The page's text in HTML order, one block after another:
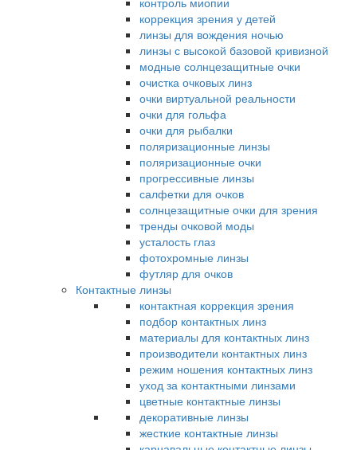
коррекция зрения у детей
линзы для вождения ночью
линзы с высокой базовой кривизной
модные солнцезащитные очки
очистка очковых линз
очки виртуальной реальности
очки для гольфа
очки для рыбалки
поляризационные линзы
поляризационные очки
прогрессивные линзы
салфетки для очков
солнцезащитные очки для зрения
тренды очковой моды
усталость глаз
фотохромные линзы
футляр для очков
Контактные линзы
контактная коррекция зрения
подбор контактных линз
материалы для контактных линз
производители контактных линз
режим ношения контактных линз
уход за контактными линзами
цветные контактные линзы
декоративные линзы
жесткие контактные линзы